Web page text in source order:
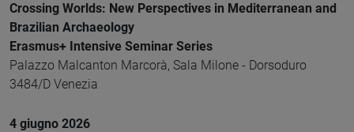
Crossing Worlds: New Perspectives in Mediterranean and
Brazilian Archaeology
Erasmus+ Intensive Seminar Series
Palazzo Malcanton Marcorà, Sala Milone - Dorsoduro
3484/D Venezia
4 giugno 2026